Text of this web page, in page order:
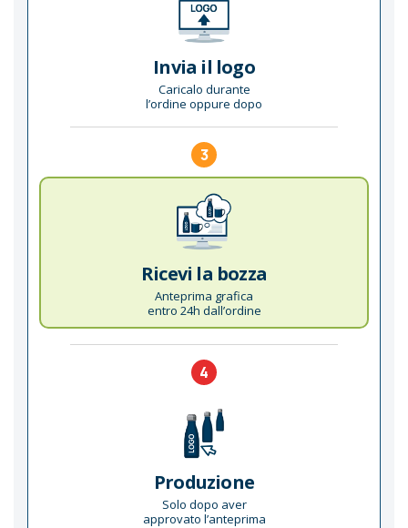
Invia il logo
Caricalo durante
l’ordine oppure dopo
3
Ricevi la bozza
Anteprima grafica
entro 24h dall’ordine
4
Produzione
Solo dopo aver
approvato l’anteprima